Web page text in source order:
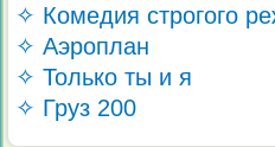
✧ Комедия строгого
✧ Аэроплан
✧ Только ты и я
✧ Груз 200